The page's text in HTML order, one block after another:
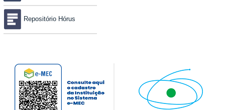
Repositório Hórus